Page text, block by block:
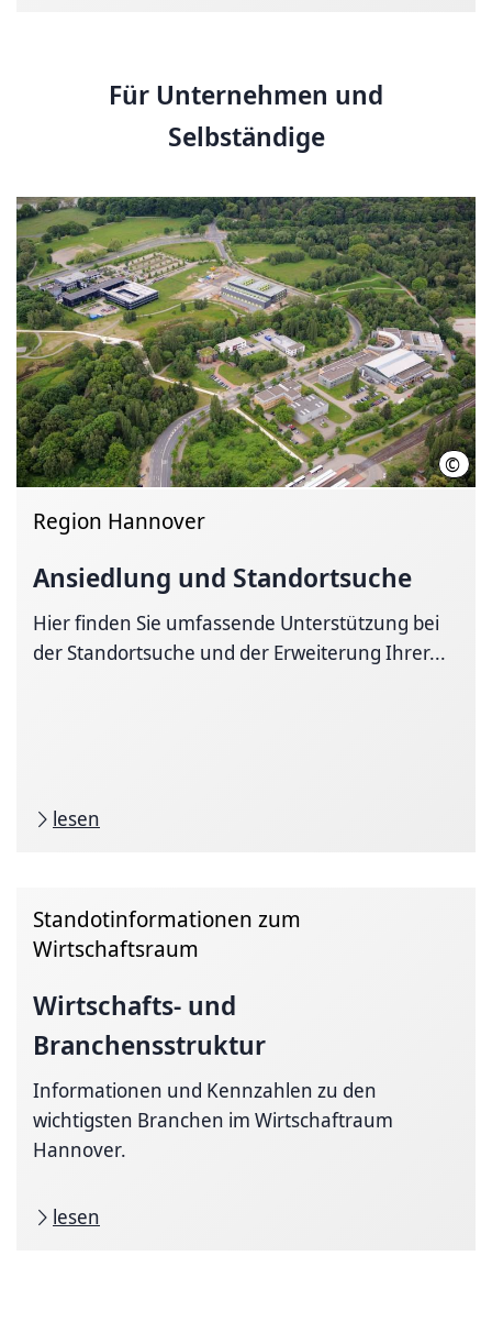
Für Unternehmen und
Selbständige
©
Region Hannover
Ansiedlung und Standortsuche
Hier finden Sie umfassende Unterstützung bei
der Standortsuche und der Erweiterung Ihrer...
lesen
Standotinformationen zum
Wirtschaftsraum
Wirtschafts- und
Branchensstruktur
Informationen und Kennzahlen zu den
wichtigsten Branchen im Wirtschaftraum
Hannover.
lesen